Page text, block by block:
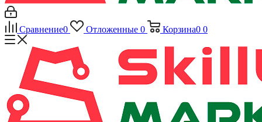
Сравнение0 Отложенные 0 Корзина0 0